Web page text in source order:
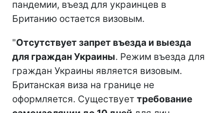
пандемии, въезд для украинцев в
Британию остается визовым.
"Отсутствует запрет въезда и выезда
для граждан Украины. Режим въезда для
граждан Украины является визовым.
Британская виза на границе не
оформляется. Существует требование